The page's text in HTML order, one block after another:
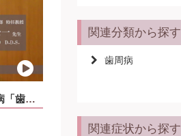
様々な病を引き起こす万病「歯周病」
関連分類から探す
歯周病
関連症状から探す